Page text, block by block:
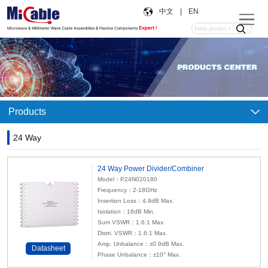
中文 EN
Products
24 Way
Datasheet
24 Way Power Divider/Combiner
Model：P24N020180
Frequency：2-18GHz
Insertion Loss：4.9dB Max.
Isolation：16dB Min.
Sum VSWR：1.6:1 Max.
Distri. VSWR：1.6:1 Max.
Amp. Unbalance：±0.9dB Max.
Phase Unbalance：±10° Max.